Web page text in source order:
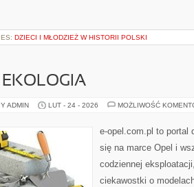
DZIECI I MŁODZIEŻ W HISTORII POLSKI
ADMIN LUT - 24 - 2026 MOŻLIWOŚĆ
e-opel.com.pl to portal
się na marce Opel i
codziennej
ciekawostki o